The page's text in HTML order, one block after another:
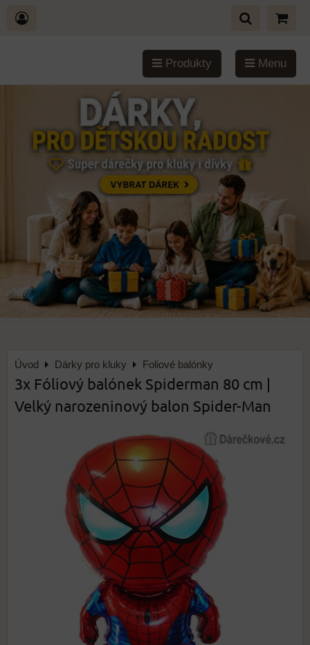
Produkty Menu
Úvod Dárky pro kluky Foliové balónky
3x Fóliový balónek Spiderman 80 cm |
Velký narozeninový balon Spider-Man